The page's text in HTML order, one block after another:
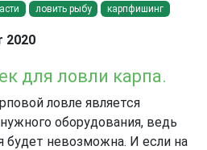
ловить рыбу карпфишинг
2020
для ловли карпа.
ловле является
оборудования, ведь
будет невозможна. И если на